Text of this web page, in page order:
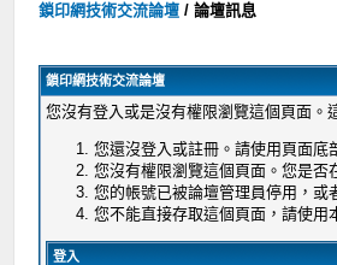
鎖印網技術交流論壇 /論壇訊息
鎖印網技術交流論壇
您沒有登入或是沒有權限瀏覽這個頁面。
您還沒登入或註冊。請使用頁面底
您沒有權限瀏覽這個頁面。您是
您的帳號已被論壇管理員停用，或
您不能直接存取這個頁面，請使
登入